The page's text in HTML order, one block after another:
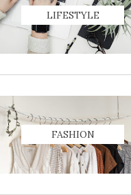
LIFESTYLE
FASHION